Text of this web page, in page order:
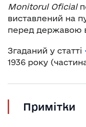
Monitorul Oficial
виставлений на
перед державою в
Згаданий у статті
1936 року
Примітки